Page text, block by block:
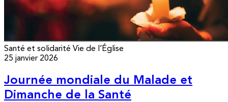
Santé et solidarité Vie de l’Église
25 janvier 2026
Journée mondiale du Malade et
Dimanche de la Santé